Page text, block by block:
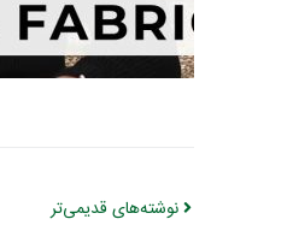
نوشته‌های قدیمی‌تر